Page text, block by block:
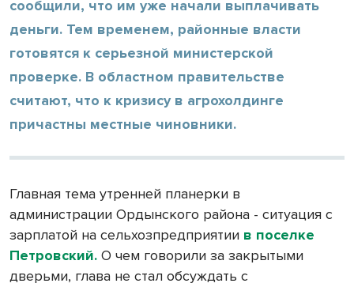
сообщили, что им уже начали выплачивать
деньги. Тем временем, районные власти
готовятся к серьезной министерской
проверке. В областном правительстве
считают, что к кризису в агрохолдинге
причастны местные чиновники.
Главная тема утренней планерки в
администрации Ордынского района - ситуация с
зарплатой на сельхозпредприятии в поселке
Петровский. О чем говорили за закрытыми
дверьми, глава не стал обсуждать с